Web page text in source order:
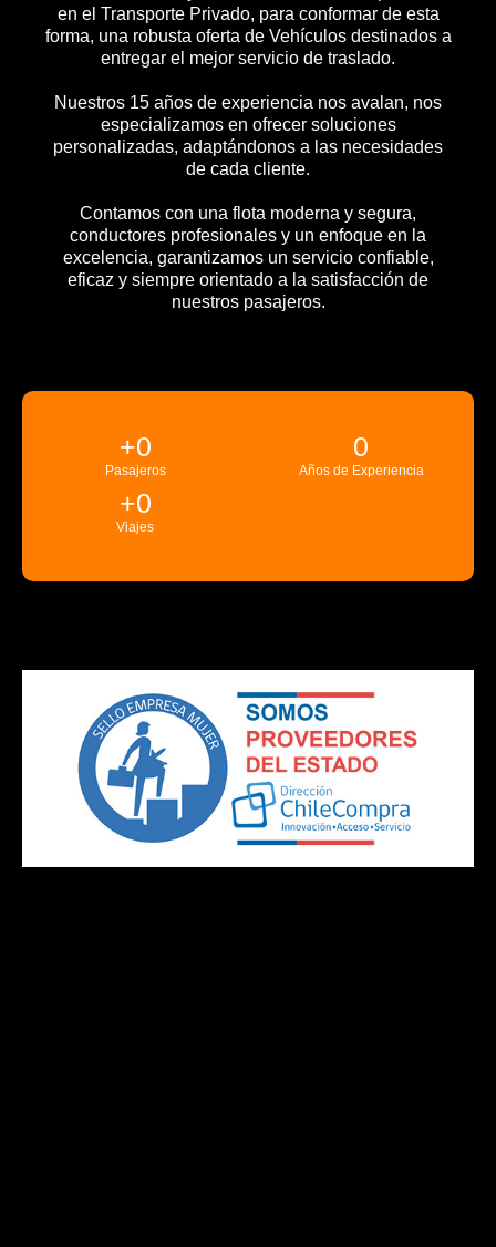
en el Transporte Privado, para conformar de esta
forma, una robusta oferta de Vehículos destinados a
entregar el mejor servicio de traslado.
Nuestros 15 años de experiencia nos avalan, nos
especializamos en ofrecer soluciones
personalizadas, adaptándonos a las necesidades
de cada cliente.
Contamos con una flota moderna y segura,
conductores profesionales y un enfoque en la
excelencia, garantizamos un servicio confiable,
eficaz y siempre orientado a la satisfacción de
nuestros pasajeros.
Pasajeros
+0
Años de Experiencia
0
Viajes
+0